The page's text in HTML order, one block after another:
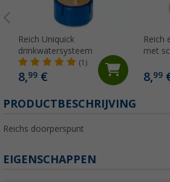
Reich Uniquick
drinkwatersysteem
(1)
8,99 €
Reich
met
8,99
PRODUCTBESCHRIJVING
Reichs doorperspunt
EIGENSCHAPPEN